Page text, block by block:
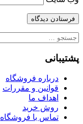
جستجو
پشتیبانی
درباره فروشگاه
قوانین و مقررات
اهداف ما
روش خرید
تماس با فروشگاه